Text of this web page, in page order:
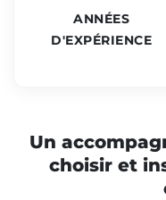
ANNÉES
D'EXPÉRIENCE
Un
choisir et